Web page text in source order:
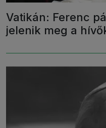
Vatikán: Ferenc
jelenik meg a